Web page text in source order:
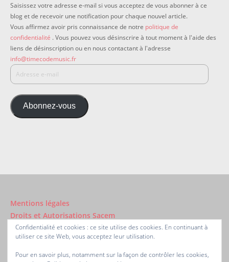
Saisissez votre adresse e-mail si vous acceptez de vous abonner à ce
blog et de recevoir une notification pour chaque nouvel article.
Vous affirmez avoir pris connaissance de notre politique de
confidentialité . Vous pouvez vous désinscrire à tout moment à l'aide des
liens de désinscription ou en nous contactant à l'adresse
info@timecodemusic.fr
Abonnez-vous
Mentions légales
Droits et Autorisations Sacem
A propos de TimecodeMusic.fr ®
Nous contacter
Confidentialité et cookies : ce site utilise des cookies. En continuant à
utiliser ce site Web, vous acceptez leur utilisation.
Pour en savoir plus, notamment sur la façon de contrôler les cookies,